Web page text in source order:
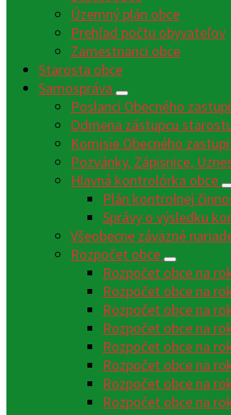
Územný plán obce
Prehľad počtu obyvateľov
Zamestnanci obce
Starosta obce
Samospráva
Poslanci Obecného
Odmena zástupcu
Komisie Obecného
Pozvánky, Zápisnice,
Hlavná kontrolórka obce
Plán kontrolnej
Správy o výsledku
Všeobecne záväzné
Rozpočet obce
Rozpočet obce na
Rozpočet obce na
Rozpočet obce na
Rozpočet obce na
Rozpočet obce na
Rozpočet obce na
Rozpočet obce na
Rozpočet obce na